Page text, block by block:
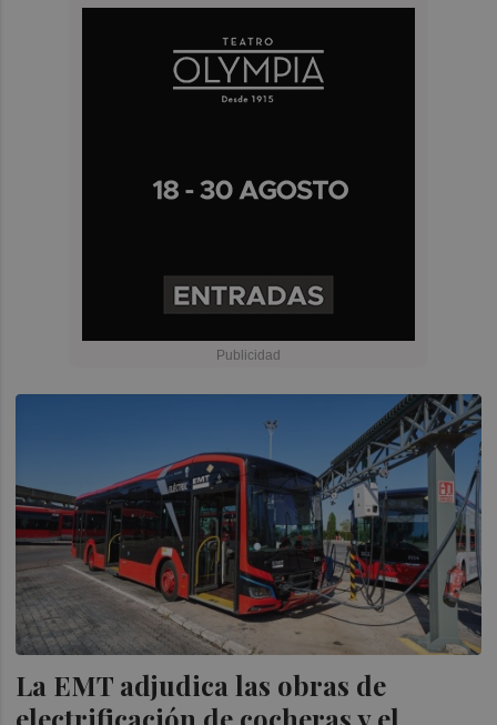
La EMT adjudica las obras de
electrificación de cocheras y el